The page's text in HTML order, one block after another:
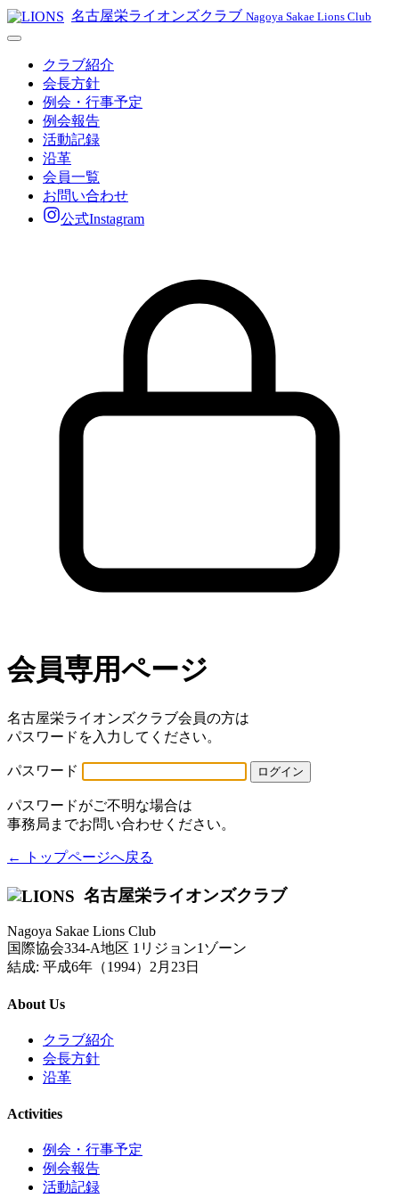
名古屋栄ライオンズクラブ Nagoya Sakae Lions Club
クラブ紹介
会長方針
例会・行事予定
例会報告
活動記録
沿革
会員一覧
お問い合わせ
公式Instagram
会員専用ページ
名古屋栄ライオンズクラブ会員の方は
パスワードを入力してください。
パスワード ログイン
パスワードがご不明な場合は
事務局までお問い合わせください。
← トップページへ戻る
名古屋栄ライオンズクラブ
Nagoya Sakae Lions Club
国際協会334-A地区 1リジョン1ゾーン
結成: 平成6年（1994）2月23日
About Us
クラブ紹介
会長方針
沿革
Activities
例会・行事予定
例会報告
活動記録